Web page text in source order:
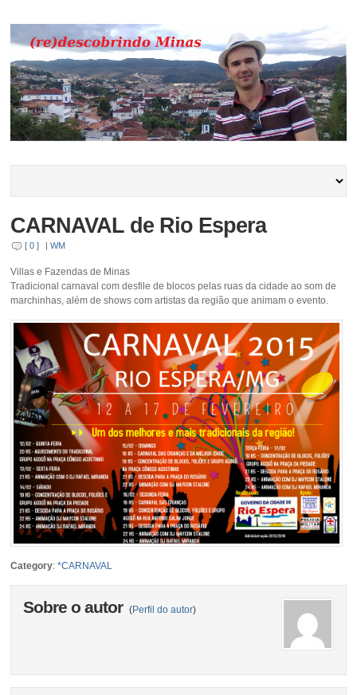
CARNAVAL de Rio Espera
[ 0 ] |WM
Villas e Fazendas de Minas
Tradicional carnaval com desfile de blocos pelas ruas da cidade ao som de
marchinhas, além de shows com artistas da região que animam o evento.
Category:*CARNAVAL
Sobre o autor (Perfil do autor)